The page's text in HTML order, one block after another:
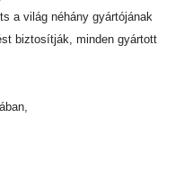
a világ néhány gyártójának
biztosítják, minden gyártott